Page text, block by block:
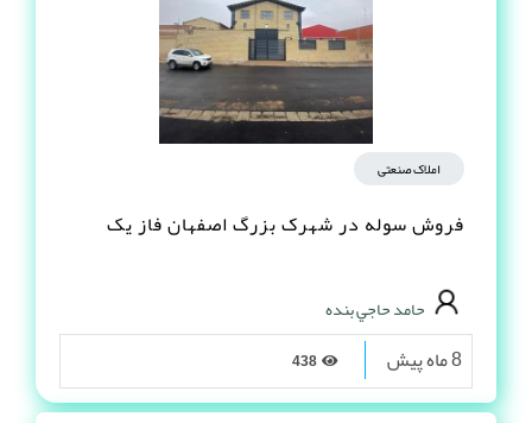
املاک صنعتی
فروش سوله در شهرک بزرگ اصفهان فاز یک
حامد حاجي بنده
8 ماه پیش